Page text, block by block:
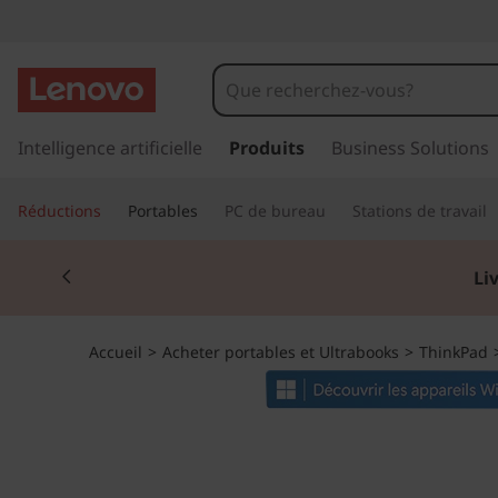
h
n
k
a
e
Intelligence artificielle Produits Business Solutions
Réductions Portables PC de bureau Stations de travail
Currently displaying item 2 of 2
Accueil > Acheter portables et Ultrabooks > ThinkPad